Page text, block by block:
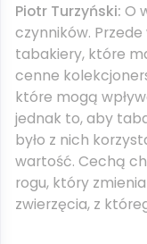
Piotr Turzyński: O
czynników.
tabakiery, które
cenne
które mogą
jednak to, aby
było z nich
wartość. Cechą
rogu, który
zwierzęcia, z